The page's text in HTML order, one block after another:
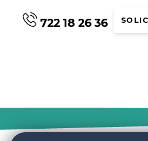
722 18 26 36